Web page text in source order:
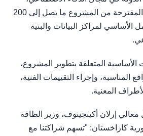
ستوفر المرحلة الأولية المقترحة من المشروع ما يصل إلى 200
لمراكز البيانات والبنية
الأساسية المتعلقة بتطوير المشروع،
المناسبة، وإجراء التقييمات الفنية،
المعنية.
إرلان أكينجينوف، وزير الطاقة
كازاخستان: "تسهم شراكتنا مع